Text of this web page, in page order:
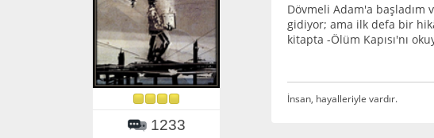
1233
Dövmeli Adam'a başladım
gidiyor; ama ilk defa bir
kitapta -Ölüm Kapısı'nı
İnsan, hayalleriyle vardır.